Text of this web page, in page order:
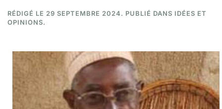
RÉDIGÉ LE 29 SEPTEMBRE 2024. PUBLIÉ DANS IDÉES ET
OPINIONS.